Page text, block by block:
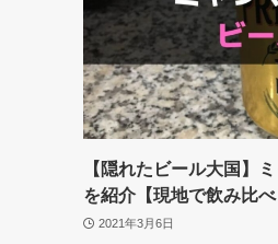
【隠れたビール大国】
を紹介【現地で飲み比べ
2021年3月6日